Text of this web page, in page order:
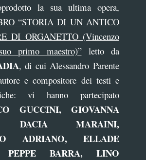
la sua ultima opera,
“STORIA DI UN ANTICO
DI ORGANETTO (Vincenzo
primo maestro)”letto da
, di cui Alessandro Parente
e compositore dei testi e
vi hanno partecipato
GUCCINI, GIOVANNA
DACIA MARAINI,
ADRIANO, ELLADE
PEPPE BARRA, LINO